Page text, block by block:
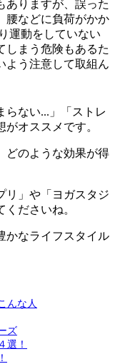
ありますが、誤った
腰などに負荷がかか
運動をしていない
しまう危険もあるた
よう注意して取組ん
らない...」「ストレ
オススメです。
どのような効果が得
リ」や「ヨガスタジ
ださいね。
かなライフスタイル
んな人
ズ
選！